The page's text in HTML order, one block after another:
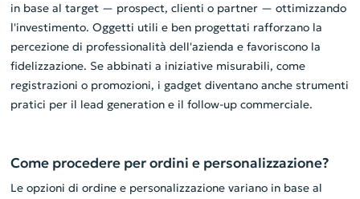
in base al target — prospect, clienti o partner — ottimizzando
l'investimento. Oggetti utili e ben progettati rafforzano la
percezione di professionalità dell'azienda e favoriscono la
fidelizzazione. Se abbinati a iniziative misurabili, come
registrazioni o promozioni, i gadget diventano anche strumenti
pratici per il lead generation e il follow-up commerciale.
Come procedere per ordini e personalizzazione?
Le opzioni di ordine e personalizzazione variano in base al